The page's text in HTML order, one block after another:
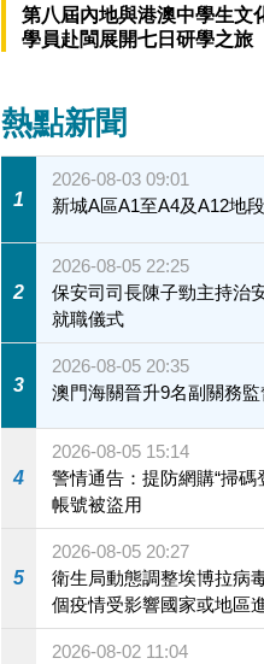
第八屆內地與港澳中學生文
學員赴閩展開七日研學之旅
熱點新聞
1
2026-08-03 09:01
新城A區A1至A4及A12地
2
2026-08-05 22:25
保安司司長陳子勁主持治
就職儀式
3
2026-08-05 20:35
澳門海關晉升9名副關務監
4
2026-08-05 15:14
警情通告：提防網購“掃碼
帳號被盜用
5
2026-08-05 20:27
衛生局動態調整埃博拉病
個疫情受影響國家或地區
施
2026-08-02 11:04